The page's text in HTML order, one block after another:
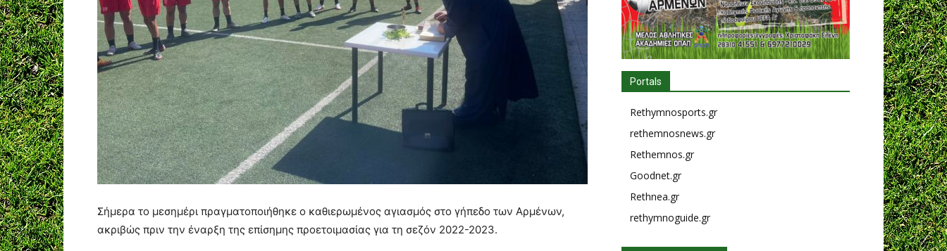
Σήμερα το μεσημέρι πραγματοποιήθηκε ο καθιερωμένος αγιασμός στο γήπεδο των Αρμένων,
ακριβώς πριν την έναρξη της επίσημης προετοιμασίας για τη σεζόν 2022-2023.
Portals
Rethymnosports.gr
rethemnosnews.gr
Rethemnos.gr
Goodnet.gr
Rethnea.gr
rethymnoguide.gr